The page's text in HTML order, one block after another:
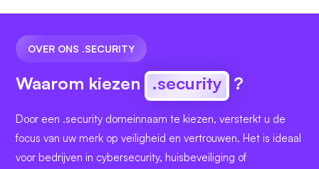
OVER ONS .SECURITY
Waarom kiezen .security ?
Door een .security domeinnaam te kiezen, versterkt u de
focus van uw merk op veiligheid en vertrouwen. Het is ideaal
voor bedrijven in cybersecurity, huisbeveiliging of